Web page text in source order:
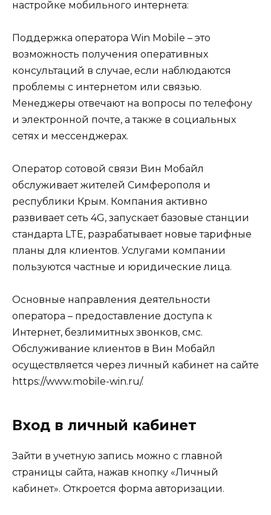
настройке мобильного интернета:
Поддержка оператора Win Mobile – это
возможность получения оперативных
консультаций в случае, если наблюдаются
проблемы с интернетом или связью.
Менеджеры отвечают на вопросы по телефону
и электронной почте, а также в социальных
сетях и мессенджерах.
Оператор сотовой связи Вин Мобайл
обслуживает жителей Симферополя и
республики Крым. Компания активно
развивает сеть 4G, запускает базовые станции
стандарта LTE, разрабатывает новые тарифные
планы для клиентов. Услугами компании
пользуются частные и юридические лица.
Основные направления деятельности
оператора – предоставление доступа к
Интернет, безлимитных звонков, смс.
Обслуживание клиентов в Вин Мобайл
осуществляется через личный кабинет на сайте
https://www.mobile-win.ru/.
Вход в личный кабинет
Зайти в учетную запись можно с главной
страницы сайта, нажав кнопку «Личный
кабинет». Откроется форма авторизации.